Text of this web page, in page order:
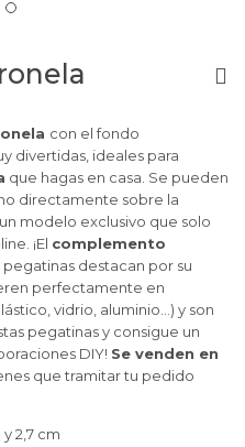
con el fondo
divertidas, ideales para
que hagas en casa. Se pueden
directamente sobre la
modelo exclusivo que solo
¡El complemento
pegatinas destacan por su
perfectamente en
vidrio, aluminio…) y son
pegatinas y consigue un
DIY! Se venden en
que tramitar tu pedido
2,7 cm